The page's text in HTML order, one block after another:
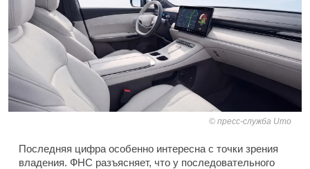
пресс-служба Umo
Последняя цифра особенно интересна с точки зрения
владения. ФНС разъясняет, что у последовательного